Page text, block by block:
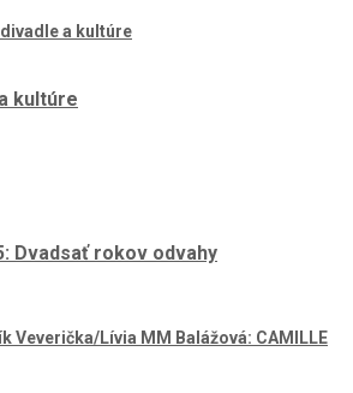
kultúre
Dvadsať rokov odvahy